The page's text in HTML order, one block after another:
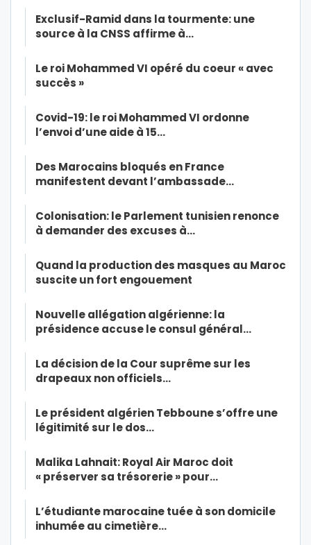
Exclusif-Ramid dans la tourmente: une
source à la CNSS affirme à…
Le roi Mohammed VI opéré du coeur « avec
succès »
Covid-19: le roi Mohammed VI ordonne
l’envoi d’une aide à 15…
Des Marocains bloqués en France
manifestent devant l’ambassade…
Colonisation: le Parlement tunisien renonce
à demander des excuses à…
Quand la production des masques au Maroc
suscite un fort engouement
Nouvelle allégation algérienne: la
présidence accuse le consul général…
La décision de la Cour suprême sur les
drapeaux non officiels…
Le président algérien Tebboune s’offre une
légitimité sur le dos…
Malika Lahnait: Royal Air Maroc doit
« préserver sa trésorerie » pour…
L’étudiante marocaine tuée à son domicile
inhumée au cimetière…